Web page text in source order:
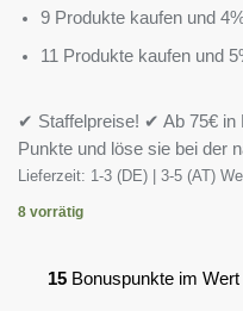
9 Produkte kaufen und
11 Produkte kaufen und
✔ Staffelpreise! ✔ Ab 75€
Punkte und löse sie bei der
Lieferzeit: 1-3 (DE) | 3-5 (AT)
8 vorrätig
15 Bonuspunkte im